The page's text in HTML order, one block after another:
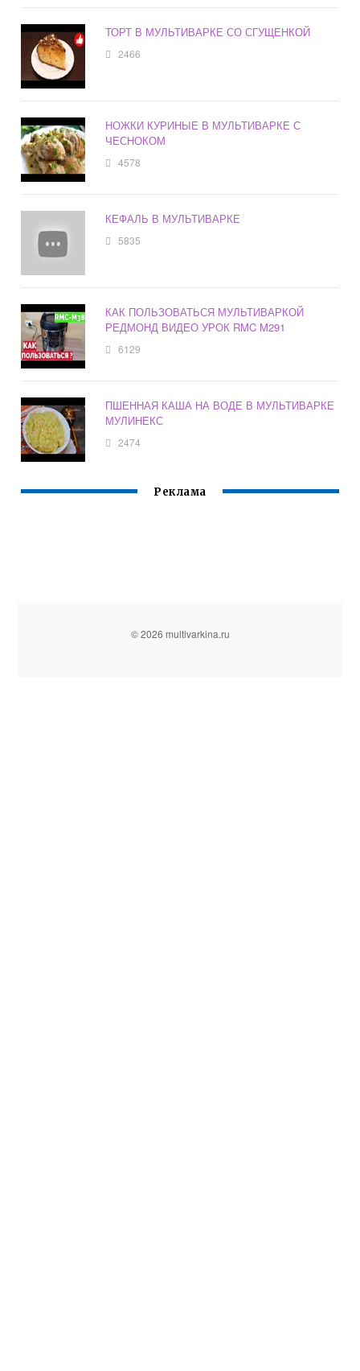
ТОРТ В МУЛЬТИВАРКЕ СО СГУЩЕНКОЙ
2466
НОЖКИ КУРИНЫЕ В МУЛЬТИВАРКЕ С
ЧЕСНОКОМ
4578
КЕФАЛЬ В МУЛЬТИВАРКЕ
5835
КАК ПОЛЬЗОВАТЬСЯ МУЛЬТИВАРКОЙ
РЕДМОНД ВИДЕО УРОК RMC M291
6129
ПШЕННАЯ КАША НА ВОДЕ В МУЛЬТИВАРКЕ
МУЛИНЕКС
2474
Реклама
© 2026 multivarkina.ru